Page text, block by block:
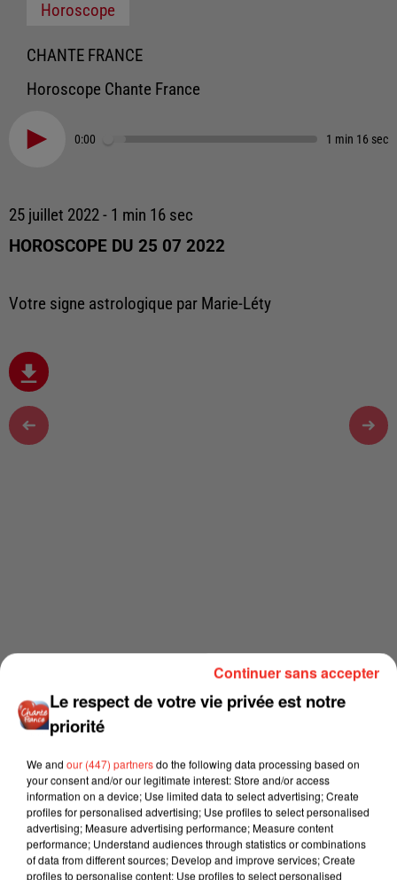
Horoscope
CHANTE FRANCE
Horoscope Chante France
0:00 1 min 16 sec
25 juillet 2022 - 1 min 16 sec
HOROSCOPE DU 25 07 2022
Votre signe astrologique par Marie-Léty
Le respect de votre vie privée est notre
priorité
We and our (447) partnersdo the following data processing based on
your consent and/or our legitimate interest: Store and/or access
information on a device; Use limited data to select advertising; Create
profiles for personalised advertising; Use profiles to select personalised
advertising; Measure advertising performance; Measure content
performance; Understand audiences through statistics or combinations
of data from different sources; Develop and improve services; Create
profiles to personalise content; Use profiles to select personalised
Continuer sans accepter